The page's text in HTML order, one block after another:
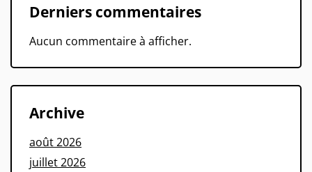
Derniers commentaires
Aucun commentaire à afficher.
Archive
août 2026
juillet 2026